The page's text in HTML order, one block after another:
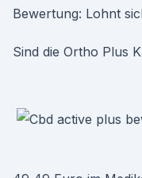
Bewertung: Lohnt
Sind die Ortho Plus